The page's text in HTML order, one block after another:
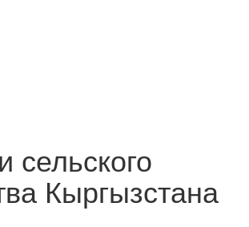
сельского
Кыргызстана